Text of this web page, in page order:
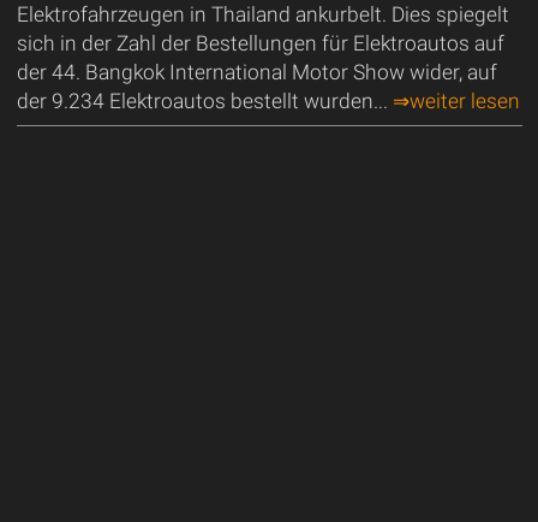
Elektrofahrzeugen in Thailand ankurbelt. Dies spiegelt
sich in der Zahl der Bestellungen für Elektroautos auf
der 44. Bangkok International Motor Show wider, auf
der 9.234 Elektroautos bestellt wurden... ⇒weiter lesen